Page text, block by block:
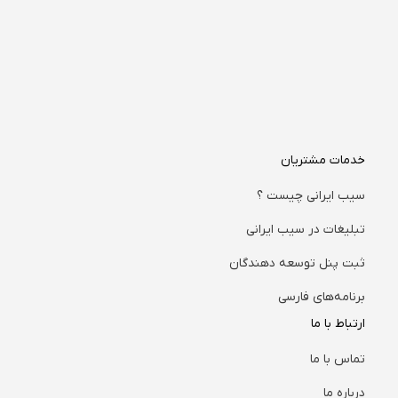
خدمات مشتریان
سیب ایرانی چیست ؟
تبلیغات در سیب ایرانی
ثبت پنل توسعه دهندگان
برنامه‌های فارسی
ارتباط با ما
تماس با ما
درباره ما